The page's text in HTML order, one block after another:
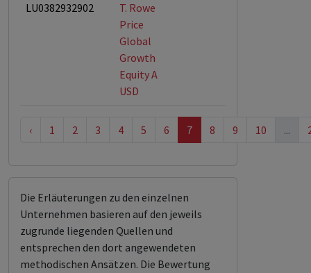
LU0382932902
T. Rowe
Price
Global
Growth
Equity A
USD
‹ 1 2 3 4 5 6 7 8 9 10 ...
Die Erläuterungen zu den einzelnen
Unternehmen basieren auf den jeweils
zugrunde liegenden Quellen und
entsprechen den dort angewendeten
methodischen Ansätzen. Die Bewertung